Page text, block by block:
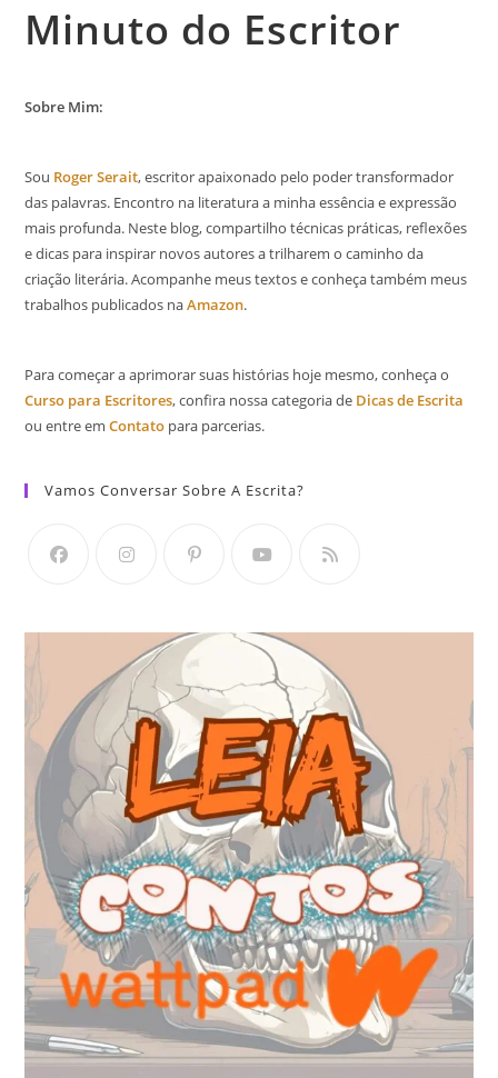
Minuto do Escritor
Sobre Mim:
Sou Roger Serait, escritor apaixonado pelo poder transformador
das palavras. Encontro na literatura a minha essência e expressão
mais profunda. Neste blog, compartilho técnicas práticas, reflexões
e dicas para inspirar novos autores a trilharem o caminho da
criação literária. Acompanhe meus textos e conheça também meus
trabalhos publicados naAmazon.
Para começar a aprimorar suas histórias hoje mesmo, conheça o
Curso para Escritores, confira nossa categoria de Dicas de Escrita
ou entre emContato para parcerias.
Vamos Conversar Sobre A Escrita?
aba
nova
aba
uma
nova
aba
uma
nova
aba
uma
nova
aba